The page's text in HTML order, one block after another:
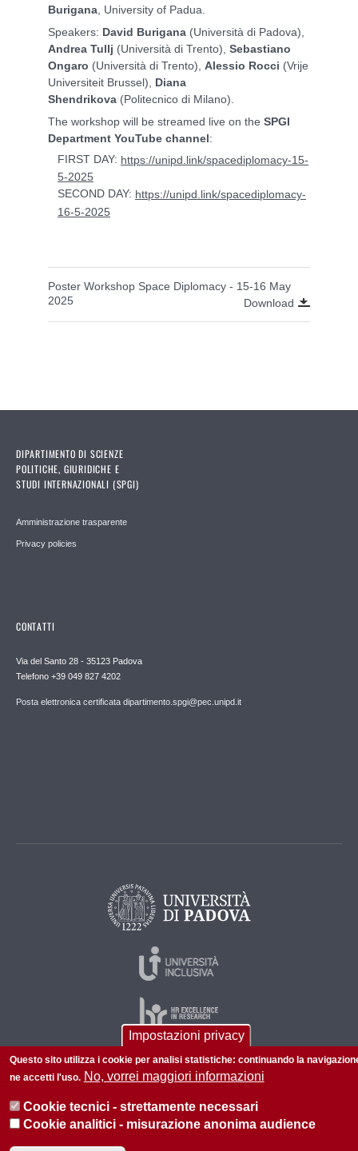
Burigana , University of Padua.
Speakers: David Burigana (Università di Padova),
Andrea Tullj (Università di Trento), Sebastiano
Ongaro (Università di Trento), Alessio Rocci (Vrije
Universiteit Brussel), Diana
Shendrikova (Politecnico di Milano).
The workshop will be streamed live on the SPGI
Department YouTube channel:
FIRST DAY: https://unipd.link/spacediplomacy-15-
5-2025
SECOND DAY: https://unipd.link/spacediplomacy-
16-5-2025
Poster Workshop Space Diplomacy - 15-16 May
2025
Download
DIPARTIMENTO DI SCIENZE
POLITICHE, GIURIDICHE E
STUDI INTERNAZIONALI (SPGI)
Amministrazione trasparente
Privacy policies
CONTATTI
Via del Santo 28 - 35123 Padova
Telefono +39 049 827 4202
Posta elettronica certificata dipartimento.spgi@pec.unipd.it
© 2026 Università di Padova - Tutti i diritti riservati
P.I. 00742430283 C.F. 80006480281
Informazioni su questo sito
Impostazioni privacy
Questo sito utilizza i cookie per analisi statistiche: continuando la
ne accetti l'uso. No, vorrei maggiori informazioni
Cookie tecnici - strettamente necessari
Cookie analitici - misurazione anonima audience